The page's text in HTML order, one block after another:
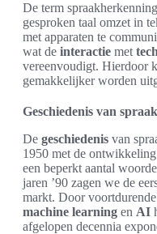
De term
gesproken taal omzet in
met apparaten te
wat de interactie met
vereenvoudigt. Hierdoor
gemakkelijker worden
Geschiedenis van
De geschiedenis van
1950 met de
een beperkt aantal
jaren ’90 zagen we de
markt. Door voortdurende
machine learning en AI
afgelopen decennia